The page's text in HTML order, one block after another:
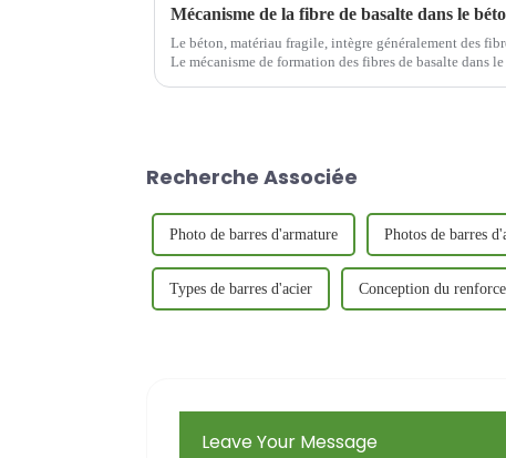
Mécanisme de la fibre de basalte dans le
Le béton, matériau fragile, intègre généralement des
Le mécanisme de formation des fibres de basalte dans
Recherche Associée
Photo de barres d'armature Photos de barres
Types de barres d'acier Conception du
Leave Your Message